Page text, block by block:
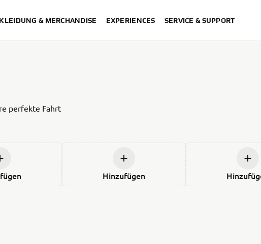
& MERCHANDISE EXPERIENCES SERVICE & SUPPORT
perfekte Fahrt
Hinzufügen